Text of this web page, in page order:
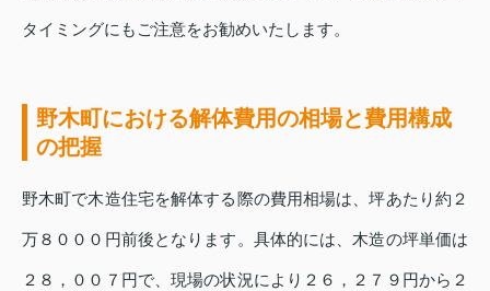
タイミングにもご注意をお勧めいたします。
野木町における解体費用の相場と費用構成
の把握
野木町で木造住宅を解体する際の費用相場は、坪あたり約２
万８０００円前後となります。具体的には、木造の坪単価は
２８，００７円で、現場の状況により２６，２７９円から２